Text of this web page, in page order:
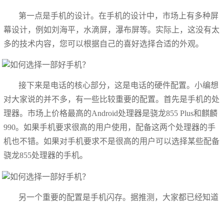
第一点是手机的设计。在手机的设计中，市场上有多种屏
幕设计，例如刘海平，水滴屏，瀑布屏等。实际上，这没有太
多的技术内容，您可以根据自己的喜好选择合适的外观。
接下来是电话的核心部分，这是电话的硬件配置。小编想
对大家说的并不多，有一些比较重要的配置。首先是手机的处
理器。市场上价格最高的Android处理器是骁龙855 Plus和麒麟
990。如果手机要求很高的用户使用，配备这两个处理器的手
机也不错。如果对手机要求不是很高的用户可以选择某些配备
骁龙855处理器的手机。
另一个重要的配置是手机闪存。据推测，大家都已经知道